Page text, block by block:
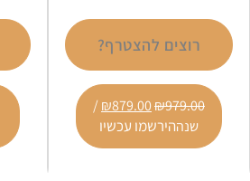
רוצים להצטרף?
₪979.00
₪879.00
/
שנההירשמו עכשיו